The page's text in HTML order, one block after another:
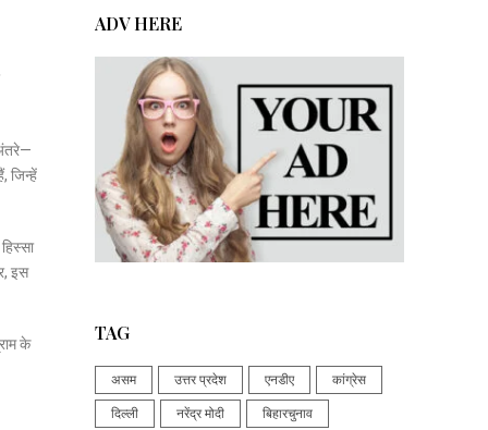
जिन्हें
इस
के
ADV HERE
TAG
असम उत्तर प्रदेश एनडीए कांग्रेस
दिल्ली नरेंद्र मोदी बिहारचुनाव